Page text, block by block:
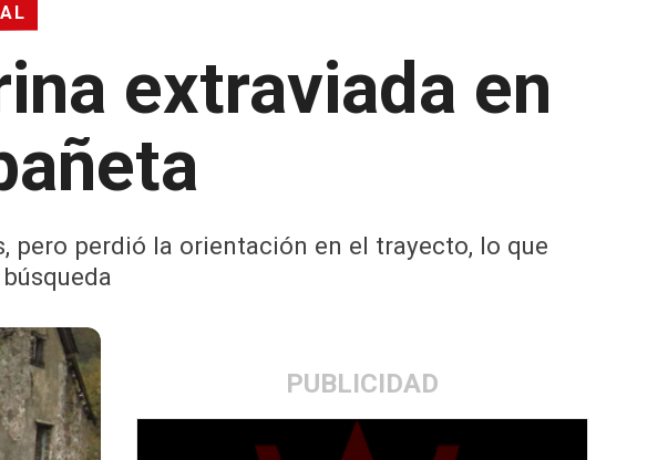
extraviada en
pero perdió la orientación en el trayecto, lo que
PUBLICIDAD